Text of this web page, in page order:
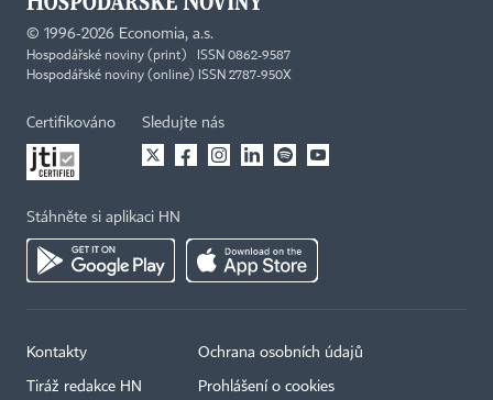
© 1996-2026 Economia, a.s.
Hospodářské noviny (print) ISSN 0862-9587
Hospodářské noviny (online) ISSN 2787-950X
Certifikováno Sledujte nás
Stáhněte si aplikaci HN
Kontakty
Tiráž redakce HN
Ochrana osobních údajů
Prohlášení o cookies